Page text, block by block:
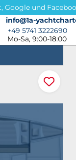
Google und
info@1a-
info@1a-
+49 5741 3222690
+49 5741 3222690
Mo-Sa, 9:00-18:00